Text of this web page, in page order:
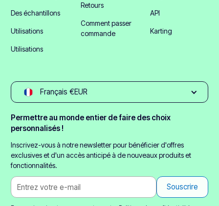
Des échantillons
Utilisations
Utilisations
Retours
Comment passer
commande
API
Karting
Français €EUR
Permettre au monde entier de faire des choix
personnalisés !
Inscrivez-vous à notre newsletter pour bénéficier d'offres
exclusives et d'un accès anticipé à de nouveaux produits et
fonctionnalités.